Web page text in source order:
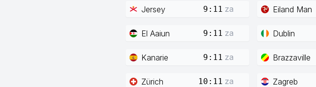
Jersey 9:11 za Eiland Man
El Aaiun 9:11 za Dublin
Kanarie 9:11 za Brazzaville
Zürich 10:11 za Zagreb